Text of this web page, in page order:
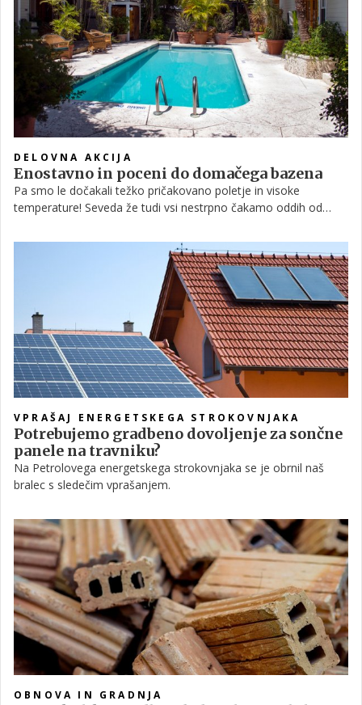
DELOVNA AKCIJA
Enostavno in poceni do domačega bazena
Pa smo le dočakali težko pričakovano poletje in visoke
temperature! Seveda že tudi vsi nestrpno čakamo oddih od
brezskrbno poležavanje na plaži z osvežilno pijačo v roki! Kaj,
če bi vam rekli, da imate lahko takšen občutek in brezskrben
oddih kar doma, skoraj vsak dan v letu? Bazeni, z njim pa
osveževanje na domačem dvorišču, že dolgo niso več samo za
tiste z debelo denarnico.
VPRAŠAJ ENERGETSKEGA STROKOVNJAKA
Potrebujemo gradbeno dovoljenje za sončne
panele na travniku?
Na Petrolovega energetskega strokovnjaka se je obrnil naš
bralec s sledečim vprašanjem.
OBNOVA IN GRADNJA